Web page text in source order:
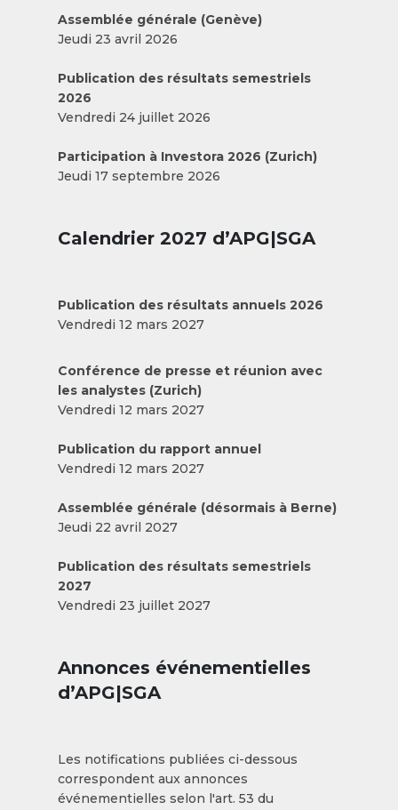
Assemblée générale (Genève)
Jeudi 23 avril 2026
Publication des résultats semestriels
2026
Vendredi 24 juillet 2026
Participation à Investora 2026 (Zurich)
Jeudi 17 septembre 2026
Calendrier 2027 d’APG|SGA
Publication des résultats annuels 2026
Vendredi 12 mars 2027
Conférence de presse et réunion avec
les analystes (Zurich)
Vendredi 12 mars 2027
Publication du rapport annuel
Vendredi 12 mars 2027
Assemblée générale (désormais à Berne)
Jeudi 22 avril 2027
Publication des résultats semestriels
2027
Vendredi 23 juillet 2027
Annonces événementielles
d’APG|SGA
Les notifications publiées ci-dessous
correspondent aux annonces
événementielles selon l'art. 53 du